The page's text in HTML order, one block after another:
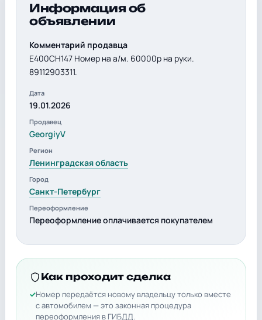
Информация об
объявлении
Комментарий продавца
Е400СН147 Номер на а/м. 60000р на руки.
89112903311.
Дата
19.01.2026
Продавец
GeorgiyV
Регион
Ленинградская область
Город
Санкт-Петербург
Переоформление
Переоформление оплачивается покупателем
Как проходит сделка
Номер передаётся новому владельцу только вместе
с автомобилем — это законная процедура
переоформления в ГИБДД.